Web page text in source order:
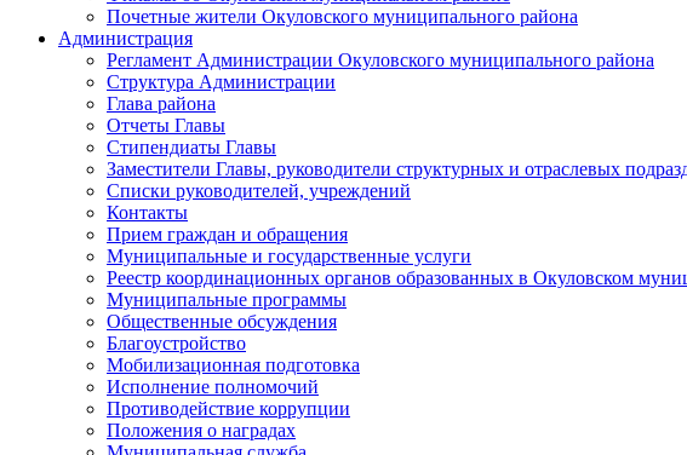
Почетные жители Окуловского муниципального района
Администрация
Регламент Администрации Окуловского муниципального района
Структура Администрации
Глава района
Отчеты Главы
Стипендиаты Главы
Заместители Главы, руководители структурных и отраслевых
Списки руководителей, учреждений
Контакты
Прием граждан и обращения
Муниципальные и государственные услуги
Реестр координационных органов образованных в Окуловском
Муниципальные программы
Общественные обсуждения
Благоустройство
Мобилизационная подготовка
Исполнение полномочий
Противодействие коррупции
Положения о наградах